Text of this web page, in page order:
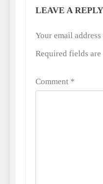
LEAVE A REPLY
Your email
Required fields are
Comment *
Alternative: